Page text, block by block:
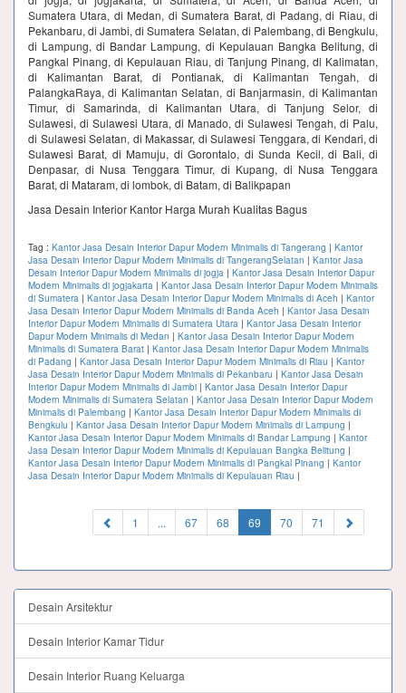
Sumatera Utara, di Medan, di Sumatera Barat, di Padang, di Riau, di
Pekanbaru, di Jambi, di Sumatera Selatan, di Palembang, di Bengkulu,
di Lampung, di Bandar Lampung, di Kepulauan Bangka Belitung, di
Pangkal Pinang, di Kepulauan Riau, di Tanjung Pinang, di Kalimatan,
di Kalimantan Barat, di Pontianak, di Kalimantan Tengah, di
PalangkaRaya, di Kalimantan Selatan, di Banjarmasin, di Kalimantan
Timur, di Samarinda, di Kalimantan Utara, di Tanjung Selor, di
Sulawesi, di Sulawesi Utara, di Manado, di Sulawesi Tengah, di Palu,
di Sulawesi Selatan, di Makassar, di Sulawesi Tenggara, di Kendari, di
Sulawesi Barat, di Mamuju, di Gorontalo, di Sunda Kecil, di Bali, di
Denpasar, di Nusa Tenggara Timur, di Kupang, di Nusa Tenggara
Barat, di Mataram, di lombok, di Batam, di Balikpapan
Jasa Desain Interior Kantor Harga Murah Kualitas Bagus
Tag : Kantor Jasa Desain Interior Dapur Modern Minimalis di Tangerang | Kantor
Jasa Desain Interior Dapur Modern Minimalis di TangerangSelatan | Kantor Jasa
Desain Interior Dapur Modern Minimalis di jogja | Kantor Jasa Desain Interior Dapur
Modern Minimalis di jogjakarta | Kantor Jasa Desain Interior Dapur Modern Minimalis
di Sumatera | Kantor Jasa Desain Interior Dapur Modern Minimalis di Aceh | Kantor
Jasa Desain Interior Dapur Modern Minimalis di Banda Aceh | Kantor Jasa Desain
Interior Dapur Modern Minimalis di Sumatera Utara | Kantor Jasa Desain Interior
Dapur Modern Minimalis di Medan | Kantor Jasa Desain Interior Dapur Modern
Minimalis di Sumatera Barat | Kantor Jasa Desain Interior Dapur Modern Minimalis
di Padang | Kantor Jasa Desain Interior Dapur Modern Minimalis di Riau | Kantor
Jasa Desain Interior Dapur Modern Minimalis di Pekanbaru | Kantor Jasa Desain
Interior Dapur Modern Minimalis di Jambi | Kantor Jasa Desain Interior Dapur
Modern Minimalis di Sumatera Selatan | Kantor Jasa Desain Interior Dapur Modern
Minimalis di Palembang | Kantor Jasa Desain Interior Dapur Modern Minimalis di
Bengkulu | Kantor Jasa Desain Interior Dapur Modern Minimalis di Lampung |
Kantor Jasa Desain Interior Dapur Modern Minimalis di Bandar Lampung | Kantor
Jasa Desain Interior Dapur Modern Minimalis di Kepulauan Bangka Belitung |
Kantor Jasa Desain Interior Dapur Modern Minimalis di Pangkal Pinang | Kantor
Jasa Desain Interior Dapur Modern Minimalis di Kepulauan Riau |
1 ... 67 68 69 (current)
70 71
Desain Arsitektur
Desain Interior Kamar Tidur
Desain Interior Ruang Keluarga